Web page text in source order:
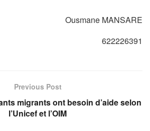
Ousmane MANSARE
622226391
Previous Post
migrants ont besoin d’aide selon
l’Unicef et l’OIM